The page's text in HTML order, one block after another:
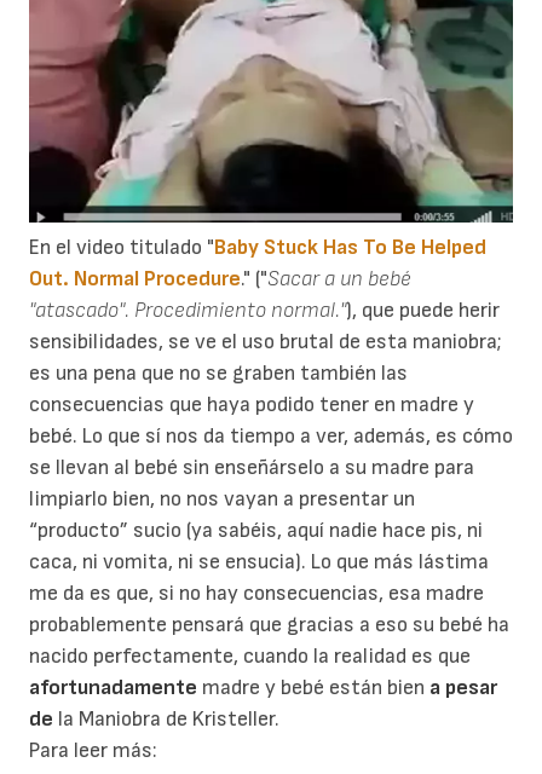
En el video titulado "Baby Stuck Has To Be Helped
Out. Normal Procedure." ("Sacar a un bebé
"atascado". Procedimiento normal."), que puede herir
sensibilidades, se ve el uso brutal de esta maniobra;
es una pena que no se graben también las
consecuencias que haya podido tener en madre y
bebé. Lo que sí nos da tiempo a ver, además, es cómo
se llevan al bebé sin enseñárselo a su madre para
limpiarlo bien, no nos vayan a presentar un
“producto” sucio (ya sabéis, aquí nadie hace pis, ni
caca, ni vomita, ni se ensucia). Lo que más lástima
me da es que, si no hay consecuencias, esa madre
probablemente pensará que gracias a eso su bebé ha
nacido perfectamente, cuando la realidad es que
afortunadamente madre y bebé están bien a pesar
de la Maniobra de Kristeller.
Para leer más: